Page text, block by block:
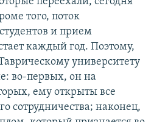
того, поток
и прием
каждый год. Поэтому,
университету
во-первых, он на
ему открыты все
сотрудничества; наконец,